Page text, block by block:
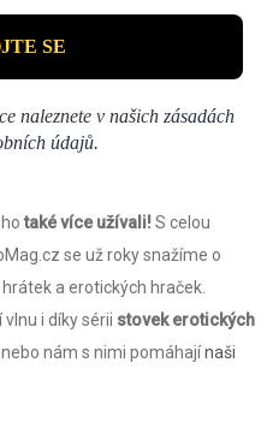
naleznete v našich zásadách
údajů.
hotaké více užívali!S celou
se už roky snažíme o
a erotických hraček.
i díky sérii stovek erotických
nám s nimi pomáhajínaši